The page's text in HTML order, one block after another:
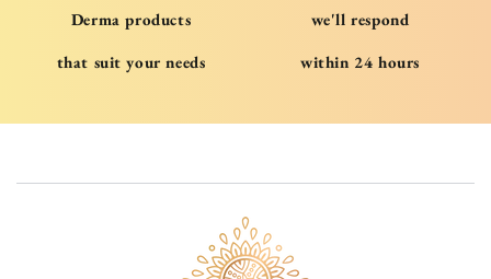
Derma products
that suit your needs
we'll respond
within 24 hours